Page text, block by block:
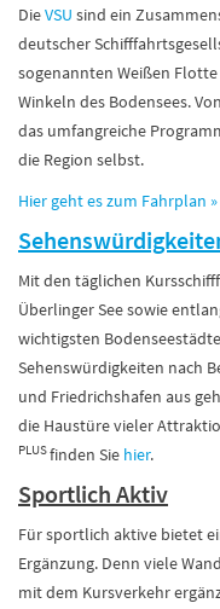
DieVSU sind ein
deutscher
sogenannten Weißen
Winkeln des Bodensees.
das umfangreiche
die Region selbst.
Hier geht es zum Fahrplan »
Mit den täglichen
Überlinger See sowie
wichtigsten
Sehenswürdigkeiten nach
und Friedrichshafen aus
die Haustüre vieler
PLUSfinden Sie hier.
Sportlich Aktiv
Für sportlich aktive bietet
Ergänzung. Denn viele
mit dem Kursverkehr